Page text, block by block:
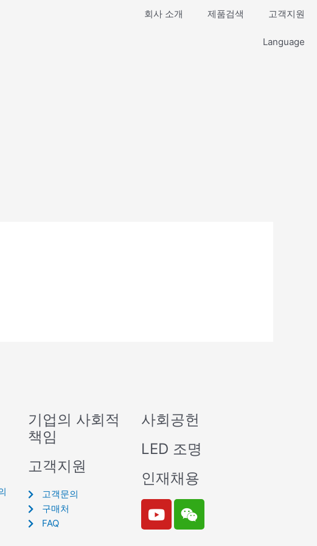
회사 소개 제품검색 고객지원
Language
기업의 사회적
책임
고객지원
고객문의
구매처
FAQ
사회공헌
LED 조명
인재채용
Y
o
W
e